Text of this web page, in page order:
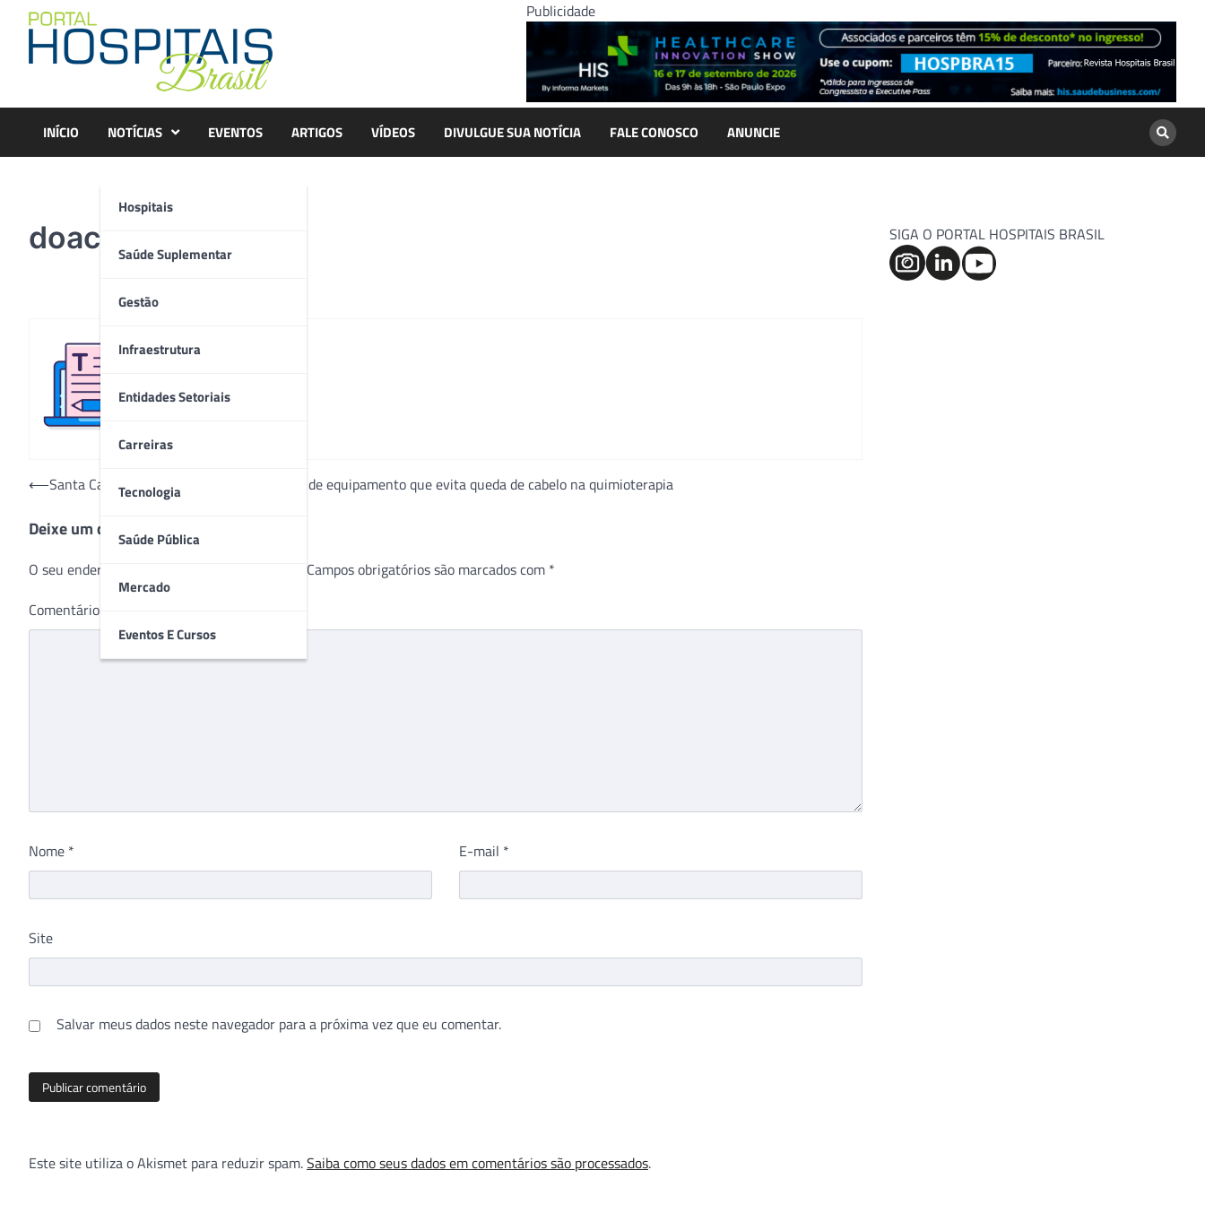
content
Publicidade
INÍCIO NOTÍCIAS
Hospitais
Saúde Suplementar
Gestão
Infraestrutura
Entidades Setoriais
Carreiras
Tecnologia
Saúde Pública
Mercado
Eventos E Cursos
EVENTOS ARTIGOS VÍDEOS DIVULGUE SUA NOTÍCIA FALE CONOSCO ANUNCIE
doacao-touca-1
Navegação
Post
⟵Santa Casa de Porto Alegre recebe doação de equipamento que evita queda de cabelo na quimioterapia
Deixe um comentário
O seu endereço de e-mail não será publicado. Campos obrigatórios são marcados com *
Comentário
Nome * E-mail *
Site
Salvar meus dados neste navegador para a próxima vez que eu comentar.
Este site utiliza o Akismet para reduzir spam.Saiba como seus dados em comentários são processados.
SIGA O PORTAL HOSPITAIS BRASIL